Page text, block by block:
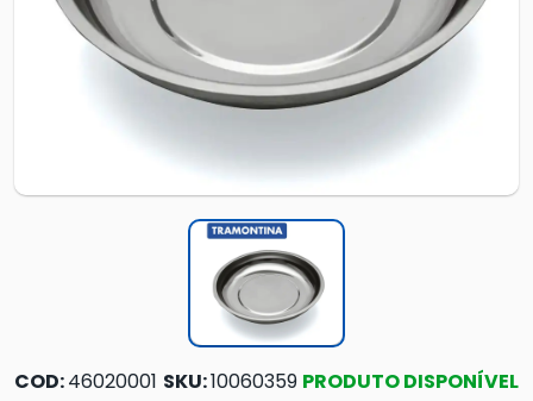
COD:46020001 SKU:10060359 PRODUTO DISPONÍVEL